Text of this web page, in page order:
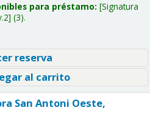
para préstamo: Signatura
(3).
reserva
al carrito
San Antoni Oeste,